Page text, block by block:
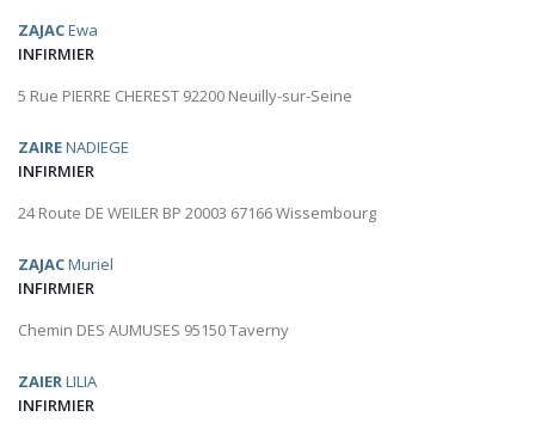
ZAJACEwa
INFIRMIER
5 Rue PIERRE CHEREST 92200 Neuilly-sur-Seine
ZAIRENADIEGE
INFIRMIER
24 Route DE WEILER BP 20003 67166 Wissembourg
ZAJACMuriel
INFIRMIER
Chemin DES AUMUSES 95150 Taverny
ZAIERLILIA
INFIRMIER